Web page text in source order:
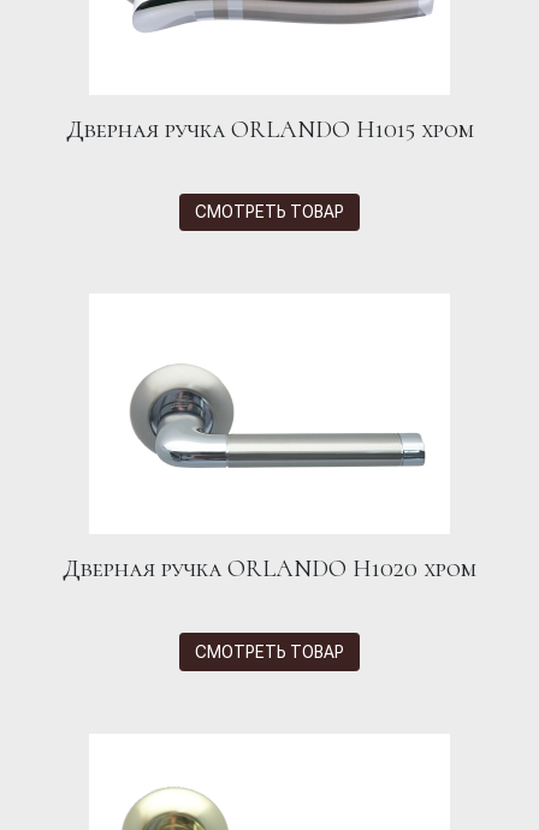
Дверная ручка ORLANDO H1015 хром
СМОТРЕТЬ ТОВАР
Дверная ручка ORLANDO H1020 хром
СМОТРЕТЬ ТОВАР